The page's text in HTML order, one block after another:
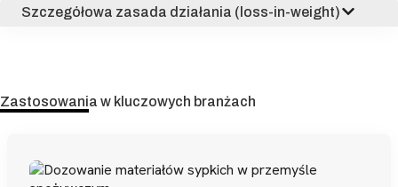
Szczegółowa zasada działania (loss-in-weight)
Zastosowania w kluczowych branżach